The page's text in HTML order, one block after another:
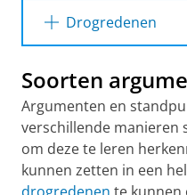
om wat jij wilt
moet weten om
Doelgroep
Om aan je lezer of
maken dat je een
zogenaamde
Indicatoren van
standpunten
(stelling waarin een
spreker of schrijver
Drogredenen
redeneringen die
aannemelijk lijken)
drogredenen die het
signaleert:
Valse causaliteit
Soorten
Argumenten en
verschillende manieren
om deze te leren
kunnen zetten in een